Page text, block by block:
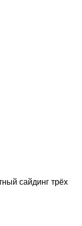
сайдинг трёх